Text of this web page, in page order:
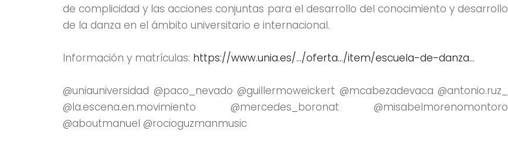
de complicidad y las acciones conjuntas para el desarrollo del conocimiento y desarrollo
de la danza en el ámbito universitario e internacional.
Información y matrículas: https://www.unia.es/…/oferta…/item/escuela-de-danza…
@uniauniversidad @paco_nevado @guillermoweickert @mcabezadevaca @antonio.ruz_
@la.escena.en.movimiento @mercedes_boronat @misabelmorenomontoro
@aboutmanuel @rocioguzmanmusic